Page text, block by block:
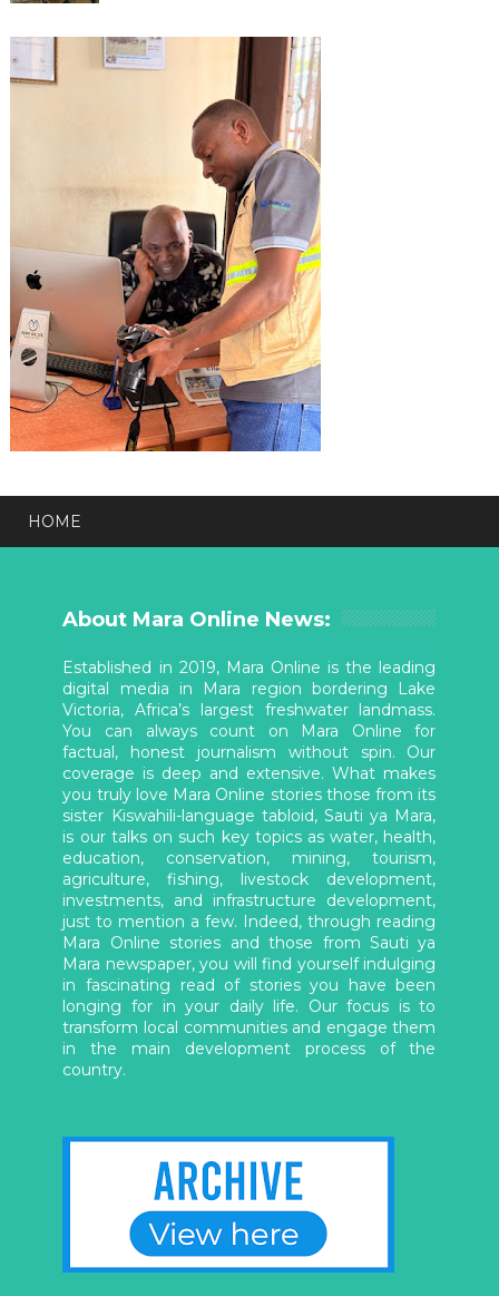
HOME
About Mara Online News:
Established in 2019, Mara Online is the leading
digital media in Mara region bordering Lake
Victoria, Africa’s largest freshwater landmass.
You can always count on Mara Online for
factual, honest journalism without spin. Our
coverage is deep and extensive. What makes
you truly love Mara Online stories those from its
sister Kiswahili-language tabloid, Sauti ya Mara,
is our talks on such key topics as water, health,
education, conservation, mining, tourism,
agriculture, fishing, livestock development,
investments, and infrastructure development,
just to mention a few. Indeed, through reading
Mara Online stories and those from Sauti ya
Mara newspaper, you will find yourself indulging
in fascinating read of stories you have been
longing for in your daily life. Our focus is to
transform local communities and engage them
in the main development process of the
country.